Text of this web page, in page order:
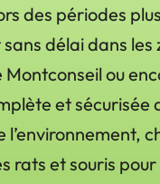
des périodes
délai dans les
ou
et sécurisée
l’environnement,
rats et souris